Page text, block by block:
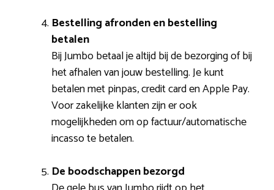
Bestelling afronden en bestelling
betalen
Bij Jumbo betaal je altijd bij de bezorging of bij
het afhalen van jouw bestelling. Je kunt
betalen met pinpas, credit card en Apple Pay.
Voor zakelijke klanten zijn er ook
mogelijkheden om op factuur/automatische
incasso te betalen.
De boodschappen bezorgd